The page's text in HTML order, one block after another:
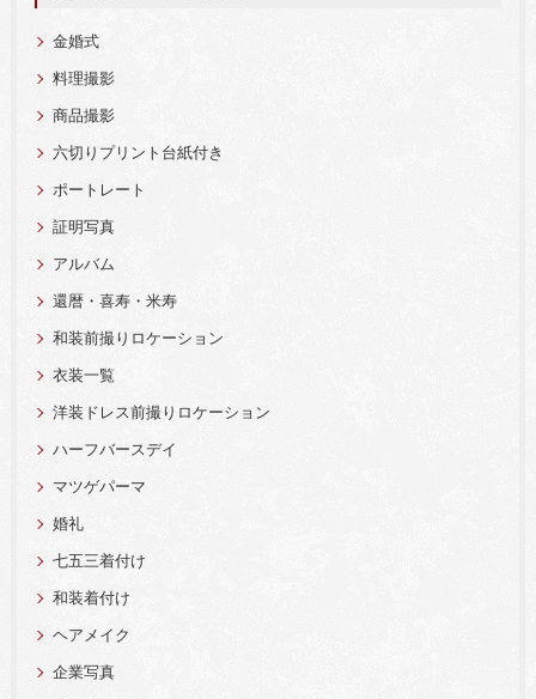
金婚式
料理撮影
商品撮影
六切りプリント台紙付き
ポートレート
証明写真
アルバム
還暦・喜寿・米寿
和装前撮りロケーション
衣装一覧
洋装ドレス前撮りロケーション
ハーフバースデイ
マツゲパーマ
婚礼
七五三着付け
和装着付け
ヘアメイク
企業写真